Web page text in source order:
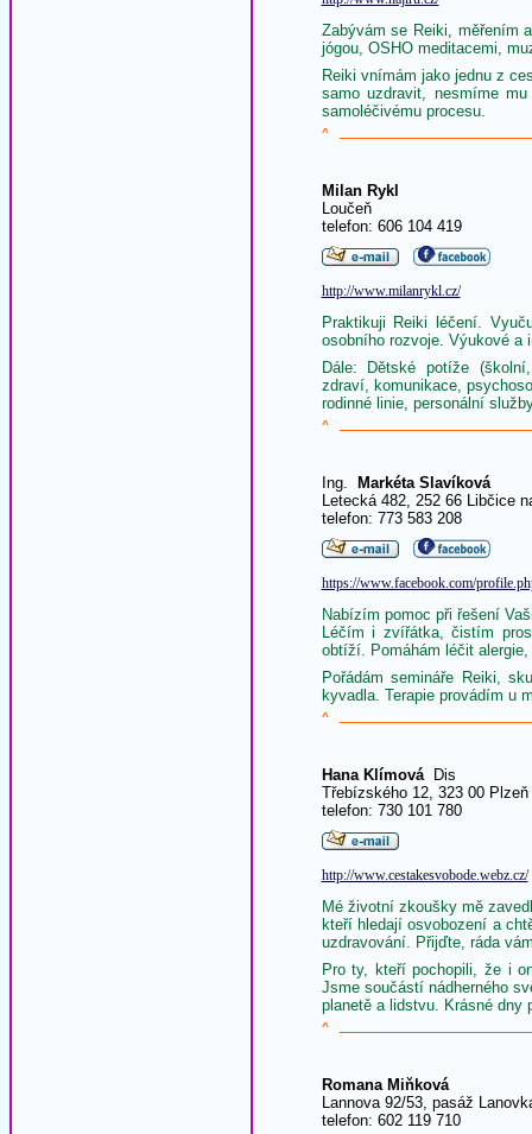
Zabývám se Reiki, měřením
jógou, OSHO meditacemi,
Reiki vnímám jako jednu z
samo uzdravit, nesmíme
samoléčivému procesu.
^
Milan Rykl
Loučeň
telefon: 606 104 419
http://www.milanrykl.cz/
Praktikuji Reiki léčení.
osobního rozvoje. Výukové a
Dále: Dětské potíže
zdraví, komunikace,
rodinné linie, personální
^
Ing.
Markéta Slavíková
Letecká 482, 252 66 Libčice
telefon: 773 583 208
https://www.facebook.com/
Nabízím pomoc při řešení
Léčím i zvířátka, čistím
obtíží. Pomáhám léčit
Pořádám semináře Reiki,
kyvadla. Terapie provádím u
^
Hana KlímováDis
Třebízského 12, 323 00 Plzeň
telefon: 730 101 780
http://www.cestakesvobode.webz.cz/
Mé životní zkoušky mě
kteří hledají osvobození a
uzdravování. Přijďte, ráda
Pro ty, kteří pochopili, že i
Jsme součástí nádherného
planetě a lidstvu. Krásné dny
^
Romana Miňková
Lannova 92/53, pasáž
telefon: 602 119 710